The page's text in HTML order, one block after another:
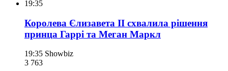
19:35
Королева Єлизавета ІІ схвалила рішення
принца Гаррі та Меган Маркл
19:35 Showbiz
3 763